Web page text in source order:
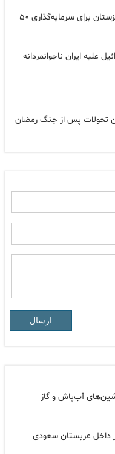
امضای تفاهم نامه همکاری ایران و قرقیزستان برای سرمایه‌گذاری ۵۰
ایران ناجوانمردانه
تحولات پس از جنگ رمضان
ارسال
آب‌پاش و گاز
داخل عربستان سعودی